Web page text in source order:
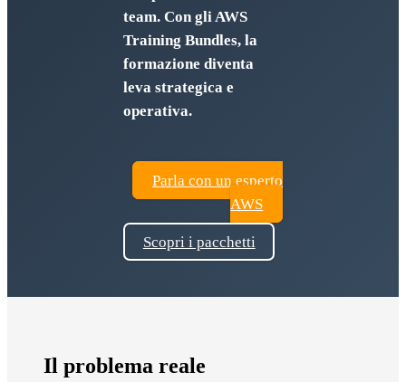
team. Con gli AWS
Training Bundles, la
formazione diventa
leva strategica e
operativa.
Parla con un esperto
AWS
Scopri i pacchetti
Il problema reale